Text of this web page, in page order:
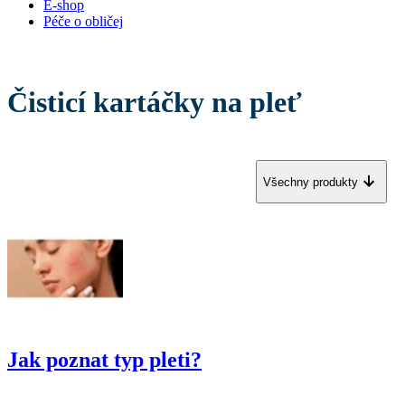
E-shop
Péče o obličej
Čisticí kartáčky na pleť
Všechny produkty
Jak poznat typ pleti?